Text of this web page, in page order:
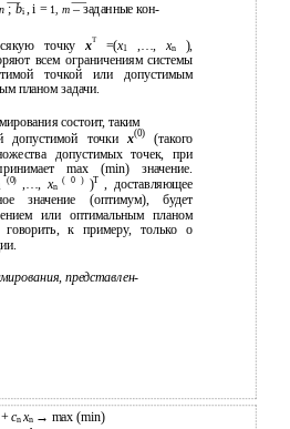
; bi , i = 1, m– заданные кон-
точкуxT =(x1 ,…,xn ),
всем ограничениям системы
точкой или допустимым
планом задачи.
состоит, таким
допустимой точкиx(0) (такого
допустимых точек, при
max (min) значение.
(0) ,…, xn
( 0 ) )T , доставляющее
значение (оптимум), будет
или оптимальным планом
к примеру, только о
представлен-
cnxn → max (min)